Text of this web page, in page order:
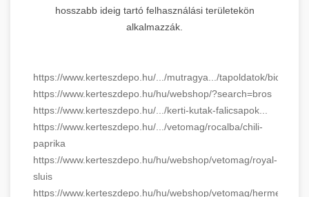
hosszabb ideig tartó felhasználási területekön
alkalmazzák.
https://www.kerteszdepo.hu/.../mutragya.../tapoldatok/biopon
https://www.kerteszdepo.hu/hu/webshop/?search=bros
https://www.kerteszdepo.hu/.../kerti-kutak-falicsapok...
https://www.kerteszdepo.hu/.../vetomag/rocalba/chili-
paprika
https://www.kerteszdepo.hu/hu/webshop/vetomag/royal-
sluis
https://www.kerteszdepo.hu/hu/webshop/vetomag/hermes